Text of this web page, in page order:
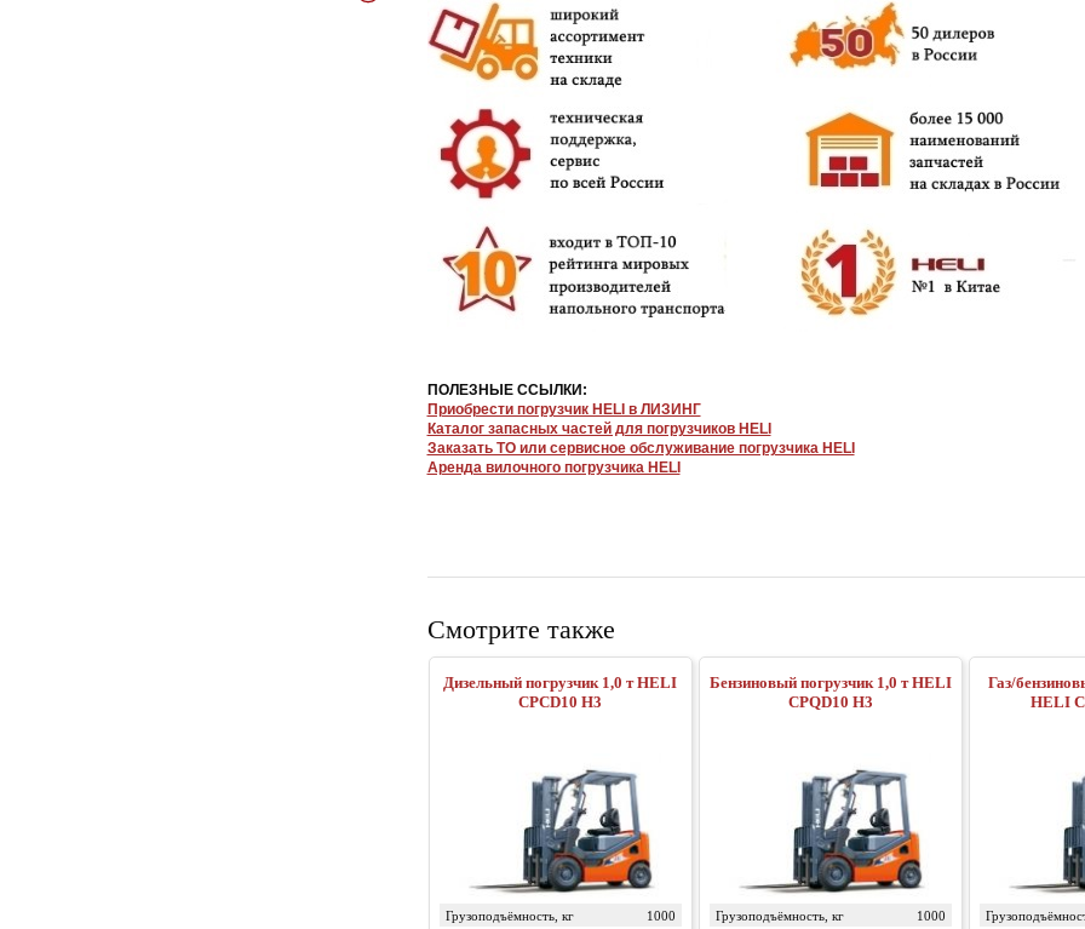
ПОЛЕЗНЫЕ ССЫЛКИ:
Приобрести погрузчик HELI в ЛИЗИНГ
Каталог запасных частей для погрузчиков HELI
Заказать ТО или сервисное обслуживание погрузчика HELI
Аренда вилочного погрузчика HELI
Смотрите также
Дизельный погрузчик 1,0 т HELI
CPСD10 H3
Грузоподъёмность, кг 1000
Бензиновый погрузчик 1,0 т HELI
CPQD10 H3
Грузоподъёмность, кг 1000
Газ/
HELI